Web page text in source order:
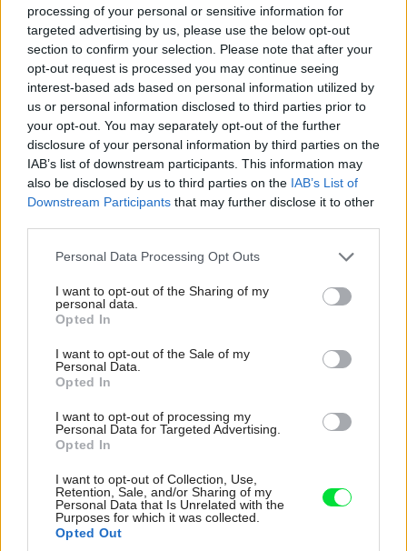
processing of your personal or sensitive information for
targeted advertising by us, please use the below opt-out
section to confirm your selection. Please note that after your
opt-out request is processed you may continue seeing
interest-based ads based on personal information utilized by
us or personal information disclosed to third parties prior to
your opt-out. You may separately opt-out of the further
disclosure of your personal information by third parties on the
IAB’s list of downstream participants. This information may
also be disclosed by us to third parties on the IAB’s List of
Downstream Participants that may further disclose it to other
Please note that this website/app uses one or more Google
not limited to your visit or usage behaviour. You may click to
grant or deny consent to Google and its third-party tags to
use your data for below specified purposes in below Google
consent section.
Personal Data Processing Opt Outs
I want to opt-out of the Sharing of my
personal data.
Opted In
I want to opt-out of the Sale of my
Personal Data.
Opted In
I want to opt-out of processing my
Personal Data for Targeted Advertising.
Opted In
I want to opt-out of Collection, Use,
Retention, Sale, and/or Sharing of my
Personal Data that Is Unrelated with the
Purposes for which it was collected.
Opted Out
Nominácia na Interiér roku 2020 Môj dom
Pozrite si návštevu na našom